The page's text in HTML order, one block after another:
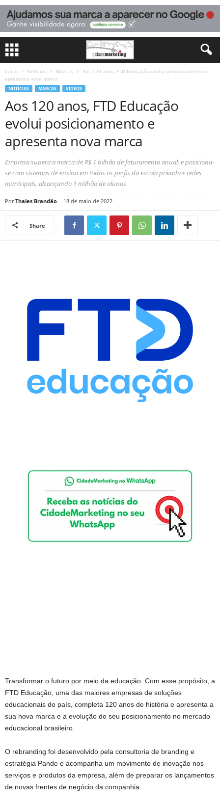
Início Notícias Marcas
Aos 120 anos, FTD Educação evolui posicionamento e
apresenta nova marca
NOTÍCIAS MARCAS VIDEOS
Aos 120 anos, FTD Educação
evolui posicionamento e
apresenta nova marca
Empresa supera a marca de R$ 1 bilhão de faturamento anual; e posiciona-
se com sistemas de ensino em todos os perfis da escola privada e redes
municipais, alcançando 1 milhão de alunos
Por Thales Brandão - 18 de maio de 2022
Share
Transformar o futuro por meio da educação. Com esse propósito, a
FTD Educação, uma das maiores empresas de soluções
educacionais do país, completa 120 anos de história e apresenta a
sua nova marca e a evolução do seu posicionamento no mercado
educacional brasileiro.
O rebranding foi desenvolvido pela consultoria de branding e
estratégia Pande e acompanha um movimento de inovação nos
serviços e produtos da empresa, além de preparar os lançamentos
de novas frentes de negócio da companhia.